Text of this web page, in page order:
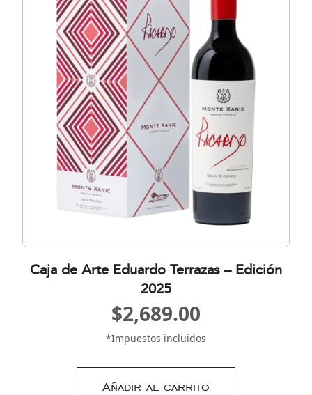
Caja de Arte Eduardo Terrazas – Edición
2025
$2,689.00
*Impuestos incluidos
Añadir al carrito